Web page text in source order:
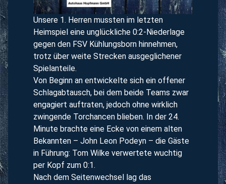
Unsere 1. Herren mussten im letzten
Heimspiel eine unglückliche 0:2-Niederlage
gegen den FSV Kühlungsborn hinnehmen,
trotz über weite Strecken ausgeglichener
Spielanteile.
Von Beginn an entwickelte sich ein offener
Schlagabtausch, bei dem beide Teams zwar
engagiert auftraten, jedoch ohne wirklich
zwingende Torchancen blieben. In der 24.
Minute brachte eine Ecke von einem alten
Bekannten – John Leon Podeyn – die Gäste
in Führung: Tom Wilke verwertete wuchtig
per Kopf zum 0:1.
Nach dem Seitenwechsel lag das